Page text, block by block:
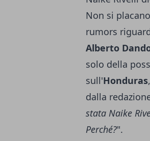
Non si
rumors
Alberto
solo della
sull'Honduras
dalla
stata Naike
Perché?".